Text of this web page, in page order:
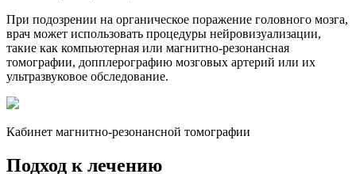
При подозрении на органическое поражение головного мозга,
врач может использовать процедуры нейровизуализации,
такие как компьютерная или магнитно-резонансная
томографии, допплерографию мозговых артерий или их
ультразвуковое обследование.
Кабинет магнитно-резонансной томографии
Подход к лечению